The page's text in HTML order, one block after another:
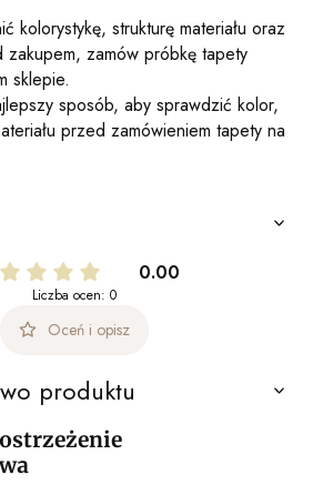
kolorystykę, strukturę materiału oraz
zakupem, zamów próbkę tapety
sklepie.
sposób, aby sprawdzić kolor,
przed zamówieniem tapety na
0.00
Liczba ocen: 0
Oceń i opisz
produktu